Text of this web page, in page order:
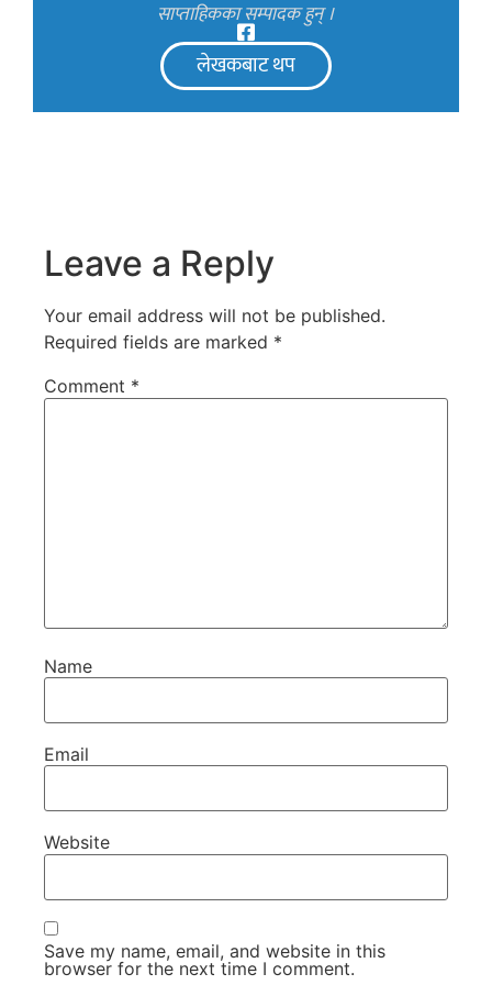
साप्ताहिकका सम्पादक हुन् ।
लेखकबाट थप
Leave a Reply
Your email address will not be published.
Required fields are marked *
Comment *
Name
Email
Website
Save my name, email, and website in this
browser for the next time I comment.